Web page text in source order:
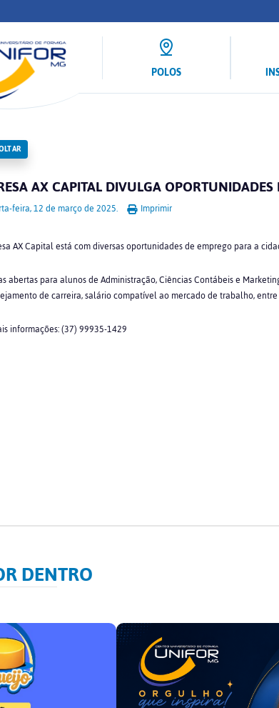
POLOS
AX CAPITAL DIVULGA OPORTUNIDADES
feira, 12 de março de 2025. Imprimir
AX Capitalestá com diversas oportunidades de emprego para a
abertas para alunos de Administração, Ciências Contábeis e
de carreira, salário compatível ao mercado de trabalho,
informações: (37) 99935-1429
DENTRO